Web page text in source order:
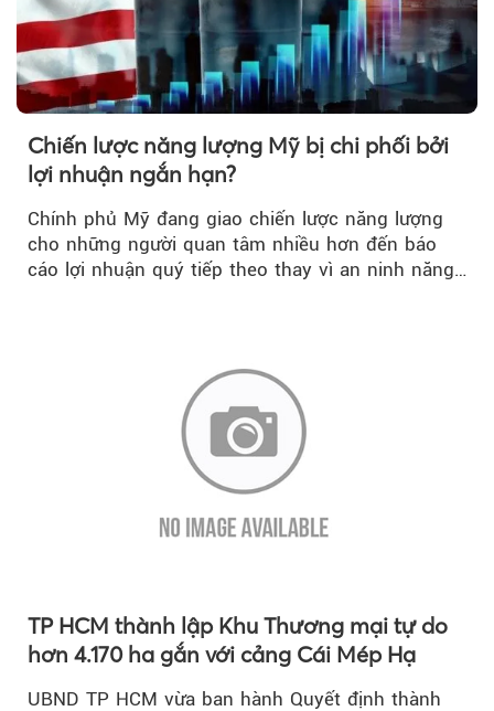
Chiến lược năng lượng Mỹ bị chi phối bởi
lợi nhuận ngắn hạn?
Chính phủ Mỹ đang giao chiến lược năng lượng
cho những người quan tâm nhiều hơn đến báo
cáo lợi nhuận quý tiếp theo thay vì an ninh năng
TP HCM thành lập Khu Thương mại tự do
hơn 4.170 ha gắn với cảng Cái Mép Hạ
UBND TP HCM vừa ban hành Quyết định thành